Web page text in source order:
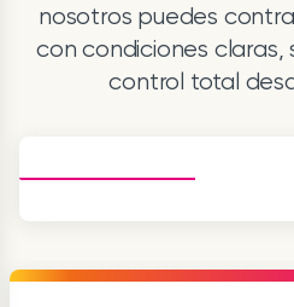
nosotros puedes
con condiciones
control total